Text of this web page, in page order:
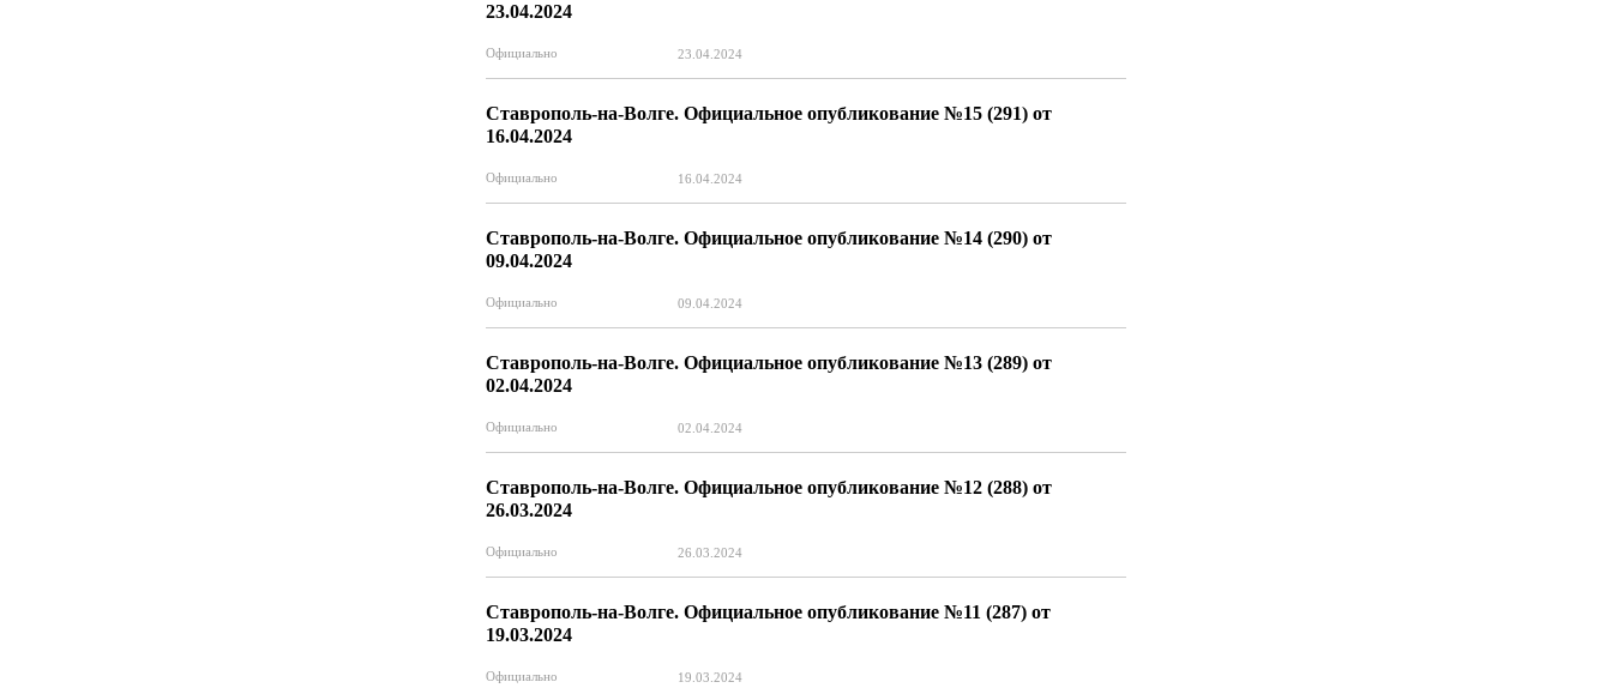
23.04.2024
Официально 23.04.2024
Ставрополь-на-Волге. Официальное опубликование №15 (291) от
16.04.2024
Официально 16.04.2024
Ставрополь-на-Волге. Официальное опубликование №14 (290) от
09.04.2024
Официально 09.04.2024
Ставрополь-на-Волге. Официальное опубликование №13 (289) от
02.04.2024
Официально 02.04.2024
Ставрополь-на-Волге. Официальное опубликование №12 (288) от
26.03.2024
Официально 26.03.2024
Ставрополь-на-Волге. Официальное опубликование №11 (287) от
19.03.2024
Официально 19.03.2024